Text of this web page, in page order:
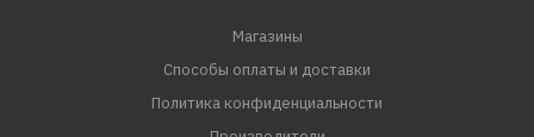
Магазины
Способы оплаты и доставки
Политика конфиденциальности